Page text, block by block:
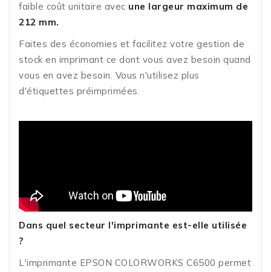
faible coût unitaire avec une largeur maximum de
212 mm.
Faites des économies et facilitez votre gestion de
stock en imprimant ce dont vous avez besoin quand
vous en avez besoin. Vous n'utilisez plus
d'étiquettes préimprimées.
Dans quel secteur l'imprimante est-elle utilisée
?
L'imprimante EPSON COLORWORKS C6500 permet